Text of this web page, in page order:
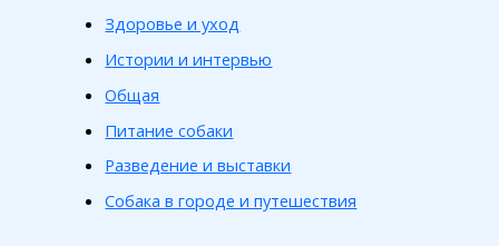
Здоровье и уход
Истории и интервью
Общая
Питание собаки
Разведение и выставки
Собака в городе и путешествия